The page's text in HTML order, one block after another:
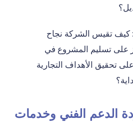
كيف تقيس الشركة نجاح
على تسليم المشروع في
تحقيق الأهداف التجارية
الدعم الفني وخدمات